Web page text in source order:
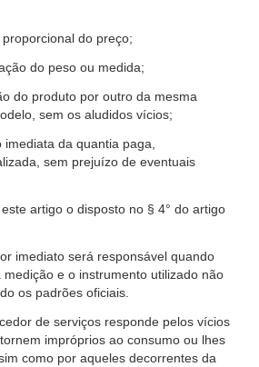
do preço;
do peso ou medida;
do produto por outro da mesma
sem os aludidos vícios;
imediata da quantia paga,
sem prejuízo de eventuais
artigo o disposto no § 4° do artigo
imediato será responsável quando
e o instrumento utilizado não
os padrões oficiais.
de serviços responde pelos vícios
impróprios ao consumo ou lhes
como por aqueles decorrentes da